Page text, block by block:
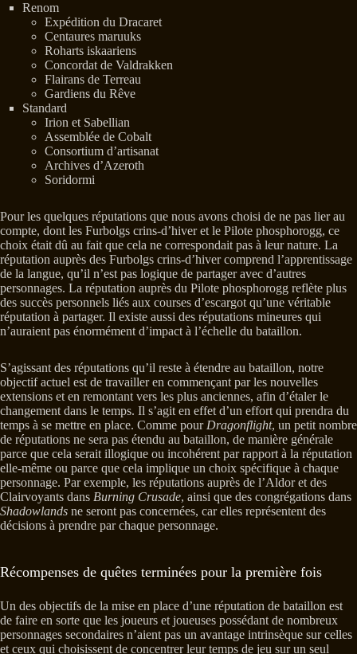
Renom
Expédition du Dracaret
Centaures maruuks
Roharts iskaariens
Concordat de Valdrakken
Flairans de Terreau
Gardiens du Rêve
Standard
Irion et Sabellian
Assemblée de Cobalt
Consortium d’artisanat
Archives d’Azeroth
Soridormi
Pour les quelques réputations que nous avons choisi de ne pas lier au
compte, dont les Furbolgs crins-d’hiver et le Pilote phosphorogg, ce
choix était dû au fait que cela ne correspondait pas à leur nature. La
réputation auprès des Furbolgs crins-d’hiver comprend l’apprentissage
de la langue, qu’il n’est pas logique de partager avec d’autres
personnages. La réputation auprès du Pilote phosphorogg reflète plus
des succès personnels liés aux courses d’escargot qu’une véritable
réputation à partager. Il existe aussi des réputations mineures qui
n’auraient pas énormément d’impact à l’échelle du bataillon.
S’agissant des réputations qu’il reste à étendre au bataillon, notre
objectif actuel est de travailler en commençant par les nouvelles
extensions et en remontant vers les plus anciennes, afin d’étaler le
changement dans le temps. Il s’agit en effet d’un effort qui prendra du
temps à se mettre en place. Comme pourDragonflight, un petit nombre
de réputations ne sera pas étendu au bataillon, de manière générale
parce que cela serait illogique ou incohérent par rapport à la réputation
elle-même ou parce que cela implique un choix spécifique à chaque
personnage. Par exemple, les réputations auprès de l’Aldor et des
Clairvoyants dans Burning Crusade, ainsi que des congrégations dans
Shadowlands ne seront pas concernées, car elles représentent des
décisions à prendre par chaque personnage.
Récompenses de quêtes terminées pour la première fois
Un des objectifs de la mise en place d’une réputation de bataillon est
de faire en sorte que les joueurs et joueuses possédant de nombreux
personnages secondaires n’aient pas un avantage intrinsèque sur celles
et ceux qui choisissent de concentrer leur temps de jeu sur un seul